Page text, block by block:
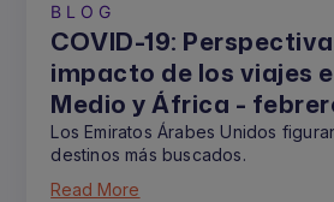
BLOG
COVID-19:
impacto de los viajes
Medio y África -
Los Emiratos Árabes Unidos
destinos más buscados.
Read More